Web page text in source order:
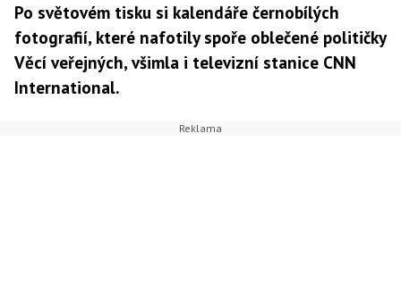
Po světovém tisku si kalendáře černobílých
fotografií, které nafotily spoře oblečené političky
Věcí veřejných, všimla i televizní stanice CNN
International.